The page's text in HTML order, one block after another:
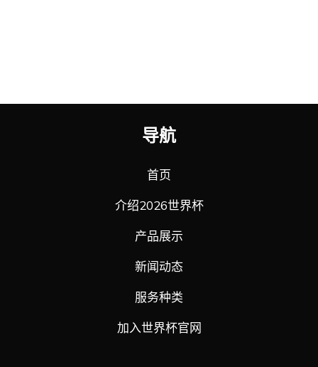
导航
首页
介绍2026世界杯
产品展示
新闻动态
服务种类
加入世界杯官网